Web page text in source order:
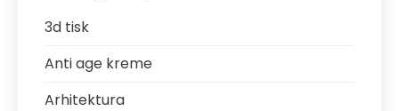
3d tisk
Anti age kreme
Arhitektura